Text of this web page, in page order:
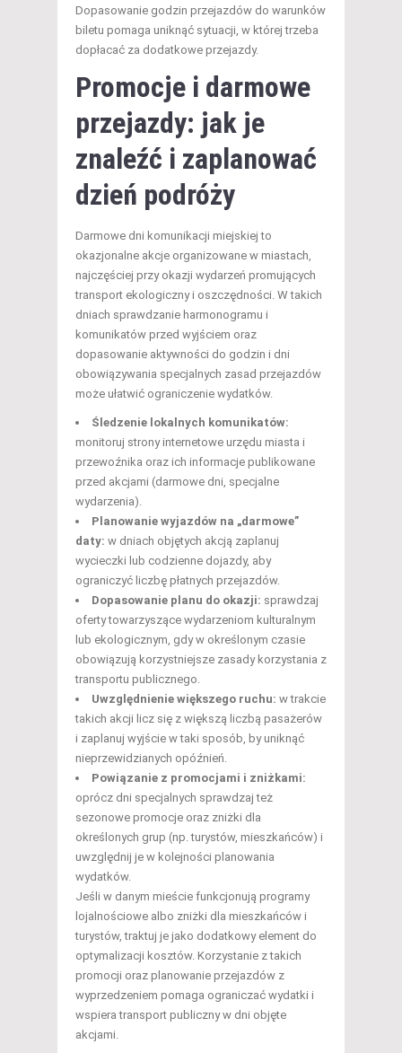
Dopasowanie godzin przejazdów do warunków
biletu pomaga uniknąć sytuacji, w której trzeba
dopłacać za dodatkowe przejazdy.
Promocje i darmowe
przejazdy: jak je
znaleźć i zaplanować
dzień podróży
Darmowe dni komunikacji miejskiej to
okazjonalne akcje organizowane w miastach,
najczęściej przy okazji wydarzeń promujących
transport ekologiczny i oszczędności. W takich
dniach sprawdzanie harmonogramu i
komunikatów przed wyjściem oraz
dopasowanie aktywności do godzin i dni
obowiązywania specjalnych zasad przejazdów
może ułatwić ograniczenie wydatków.
Śledzenie lokalnych komunikatów:
monitoruj strony internetowe urzędu miasta i
przewoźnika oraz ich informacje publikowane
przed akcjami (darmowe dni, specjalne
wydarzenia).
Planowanie wyjazdów na „darmowe”
daty: w dniach objętych akcją zaplanuj
wycieczki lub codzienne dojazdy, aby
ograniczyć liczbę płatnych przejazdów.
Dopasowanie planu do okazji: sprawdzaj
oferty towarzyszące wydarzeniom kulturalnym
lub ekologicznym, gdy w określonym czasie
obowiązują korzystniejsze zasady korzystania z
transportu publicznego.
Uwzględnienie większego ruchu: w trakcie
takich akcji licz się z większą liczbą pasażerów
i zaplanuj wyjście w taki sposób, by uniknąć
nieprzewidzianych opóźnień.
Powiązanie z promocjami i zniżkami:
oprócz dni specjalnych sprawdzaj też
sezonowe promocje oraz zniżki dla
określonych grup (np. turystów, mieszkańców) i
uwzględnij je w kolejności planowania
wydatków.
Jeśli w danym mieście funkcjonują programy
lojalnościowe albo zniżki dla mieszkańców i
turystów, traktuj je jako dodatkowy element do
optymalizacji kosztów. Korzystanie z takich
promocji oraz planowanie przejazdów z
wyprzedzeniem pomaga ograniczać wydatki i
wspiera transport publiczny w dni objęte
akcjami.